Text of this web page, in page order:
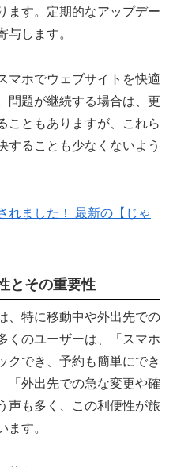
ます。定期的なアップデー
与します。
マホでウェブサイトを快適
問題が継続する場合は、更
こともありますが、これら
することも少なくないよう
れました！ 最新の【じゃ
とその重要性
、特に移動中や外出先での
くのユーザーは、「スマホ
クでき、予約も簡単にでき
「外出先での急な変更や確
声も多く、この利便性が旅
ます。